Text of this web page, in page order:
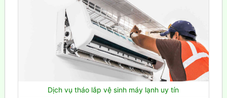
Dịch vụ tháo lắp vệ sinh máy lạnh uy tín